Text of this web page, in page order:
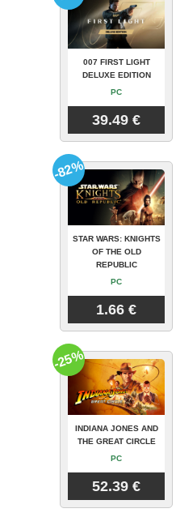
007 FIRST LIGHT
DELUXE EDITION
PC
39.49 €
STAR WARS: KNIGHTS
OF THE OLD
REPUBLIC
PC
1.66 €
-82%
INDIANA JONES AND
THE GREAT CIRCLE
PC
52.39 €
-25%